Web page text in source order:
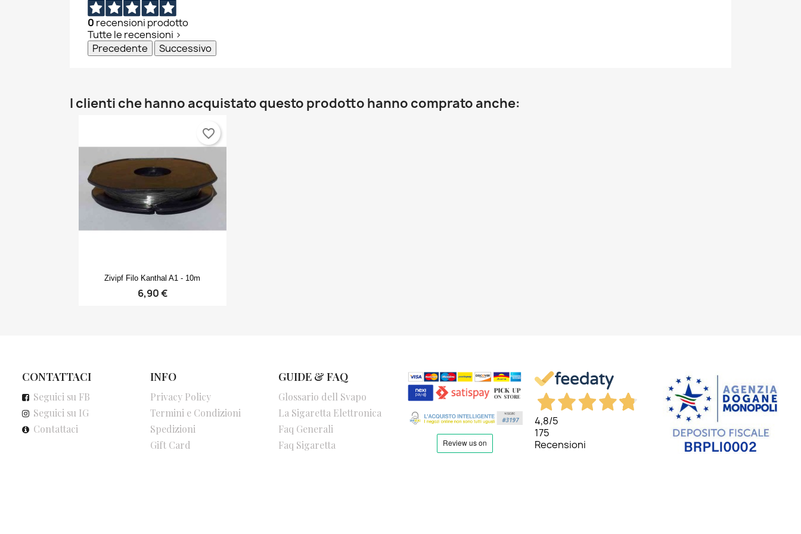
0 recensioni prodotto
Tutte le recensioni >
Precedente
Successivo
I clienti che hanno acquistato questo prodotto hanno comprato anche:
Anteprima
Zivipf Filo Kanthal A1 - 10m
6,90 €
favorite_border
CONTATTACI
Seguici su FB
Seguici su IG
Contattaci
INFO
Privacy Policy
Termini e Condizioni
Spedizioni
Gift Card
GUIDE & FAQ
Glossario dell Svapo
La Sigaretta Elettronica
Faq Generali
Faq Sigaretta
4,8/5
175
Recensioni